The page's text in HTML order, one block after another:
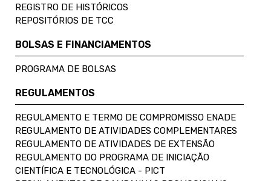
REGISTRO DE HISTÓRICOS
REPOSITÓRIOS DE TCC
BOLSAS E FINANCIAMENTOS
PROGRAMA DE BOLSAS
REGULAMENTOS
REGULAMENTO E TERMO DE COMPROMISSO ENADE
REGULAMENTO DE ATIVIDADES COMPLEMENTARES
REGULAMENTO DE ATIVIDADES DE EXTENSÃO
REGULAMENTO DO PROGRAMA DE INICIAÇÃO
CIENTÍFICA E TECNOLÓGICA - PICT